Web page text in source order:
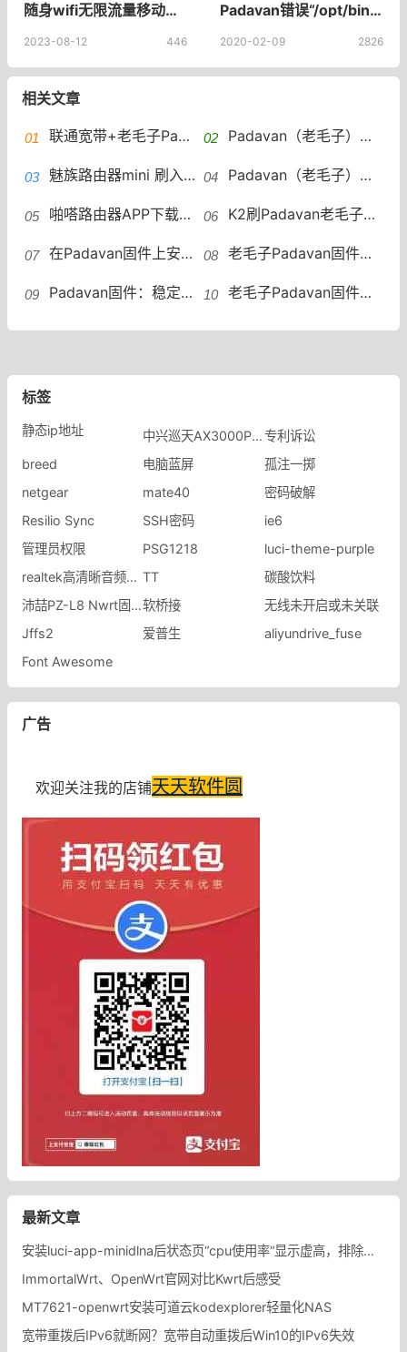
随身wifi无限流量移动wifi插卡网卡移动4g随身路由器纯流量专用卡_悍深数码旗舰店
2023-08-12 446
Padavan错误“/opt/bin/nvpproxy”怎么办？Padavan固件“找不到/opt/bin/nvpproxy下载程序”
2020-02-09 2826
相关文章
联通宽带+老毛子Padavan固件 开启IPv6 Padavan（老毛子）固件上安装UU加速器插件
魅族路由器mini 刷入Breed/Padavan/集客AC MT7628AN/64MB/16MB Padavan（老毛子）自动切换网关和 DNS 服务器脚本
​啪嗒路由器APP下载，Ngrok内网穿透控制padavan路由器 K2刷Padavan老毛子后中继5G搜索不到问题的解决步骤
在Padavan固件上安装UU加速器插件 老毛子Padavan固件设置和开启IPv6的方法
Padavan固件：稳定、简洁、功能强大的老毛子固件推荐斐讯k2p刷padavan固件 老毛子Padavan固件无线中继设置以及自动切换脚本中继
标签
静态ip地址 中兴巡天AX3000Pro+专利诉讼
breed
电脑蓝屏
孤注一掷
netgear
mate40
密码破解
Resilio Sync
SSH密码
ie6
管理员权限
PSG1218
luci-theme-purple
realtek高清晰音频管理器 TT
碳酸饮料
沛喆PZ-L8 Nwrt固件软桥接
无线未开启或未关联
Jffs2
爱普生
aliyundrive_fuse
Font Awesome
广告
欢迎关注我的店铺天天软件圆
最新文章
安装luci-app-minidlna后状态页“cpu使用率“显示虚高，排除过程记录。
ImmortalWrt、OpenWrt官网对比Kwrt后感受
MT7621-openwrt安装可道云kodexplorer轻量化NAS
宽带重拨后IPv6就断网？宽带自动重拨后Win10的IPv6失效